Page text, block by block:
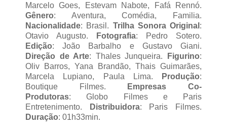
Marcelo Goes, Estevam Nabote, Fafá Rennó.
Gênero: Aventura, Comédia, Familia.
Nacionalidade: Brasil. Trilha Sonora Original :
Otavio Augusto.
Fotografia: Pedro Sotero.
Edição: João Barbalho e Gustavo Giani.
Direção de Arte: Thales Junqueira. Figurino:
Oliv Barros, Yana Brandão, Thais Guimarães,
Marcela Lupiano, Paula Lima.
Produção:
Boutique Filmes.
Empresas Co-
Produtoras:Globo Filmes e Paris
Entretenimento.
Distribuidora: Paris Filmes.
Duração: 01h33min.